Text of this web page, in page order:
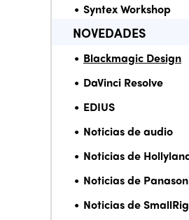
Syntex Workshop
NOVEDADES
Blackmagic Design
DaVinci Resolve
EDIUS
Noticias de audio
Noticias de
Noticias de
Noticias de SmallRig